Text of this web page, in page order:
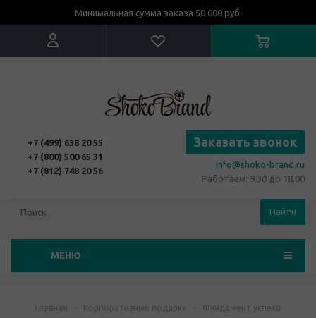
Минимальная сумма заказа 50 000 руб.
+7 (499) 638 20 55
+7 (800) 500 65 31
+7 (812) 748 20 56
Заказать звонок
info@shoko-brand.ru
Работаем: 9.30 до 18.00
Найти
МЕНЮ
Главная - Корпоративные подарки - Фундамент успеха